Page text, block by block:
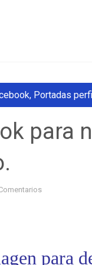
, Portadas
para
para